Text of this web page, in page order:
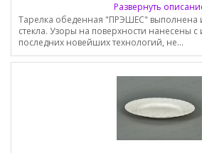
Развернуть
Тарелка обеденная "ПРЭШЕС" выполнена
стекла. Узоры на поверхности нанесены
последних новейших технологий, не...